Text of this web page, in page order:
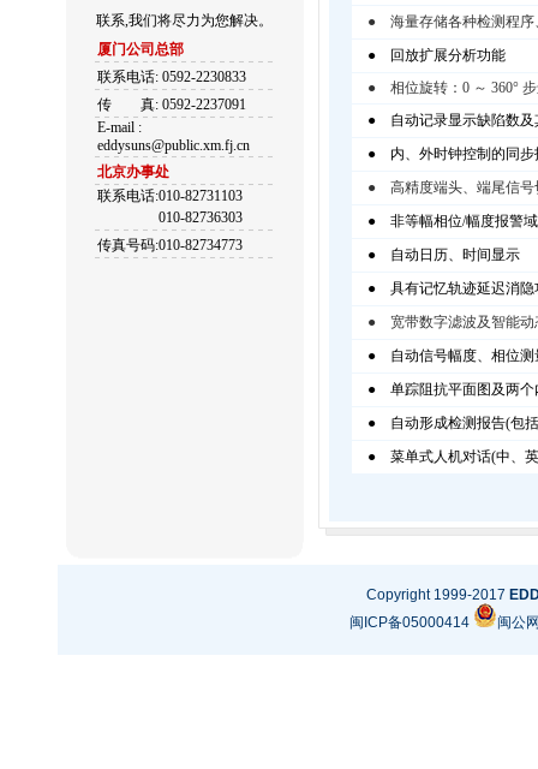
联系,我们将尽力为您解决。
厦门公司总部
联系电话: 0592-2230833
传
真: 0592-2237091
E-mail :
eddysuns@public.xm.fj.cn
北京办事处
联系电话:010-82731103
010-82736303
传真号码:010-82734773
● 海量存储各种检测程序
● 回放扩展分析功能
● 相位旋转：0 ～ 360° 步
● 自动记录显示缺陷数及
● 内、外时钟控制的同步
● 高精度端头、端尾信号
● 非等幅相位/幅度报警域
● 自动日历、时间显示
● 具有记忆轨迹延迟消隐
● 宽带数字滤波及智能动
● 自动信号幅度、相位测
● 单踪阻抗平面图及两个
● 自动形成检测报告(包括
● 菜单式人机对话(中、英
Copyright 1999-2017
闽ICP备05000414
闽公